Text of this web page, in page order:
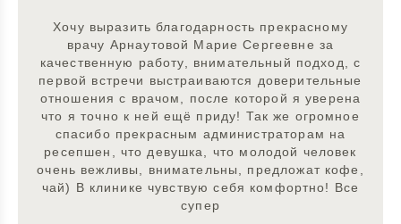
Хочу выразить благодарность прекрасному
врачу Арнаутовой Марие Сергеевне за
качественную работу, внимательный подход, с
первой встречи выстраиваются доверительные
отношения с врачом, после которой я уверена
что я точно к ней ещё приду! Так же огромное
спасибо прекрасным администраторам на
ресепшен, что девушка, что молодой человек
очень вежливы, внимательны, предложат кофе,
чай) В клинике чувствую себя комфортно! Все
супер